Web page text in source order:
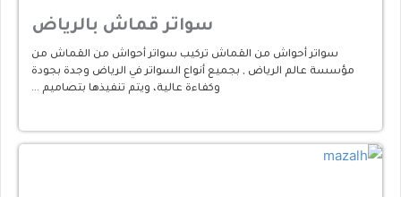
سواتر قماش بالرياض
سواتر أحواش من القماش تركيب سواتر أحواش من القماش من
مؤسسة عالم الرياض , بجميع أنواع السواتر في الرياض وجدة بجودة
وكفاءة عالية، ويتم تنفيذها بتصاميم …